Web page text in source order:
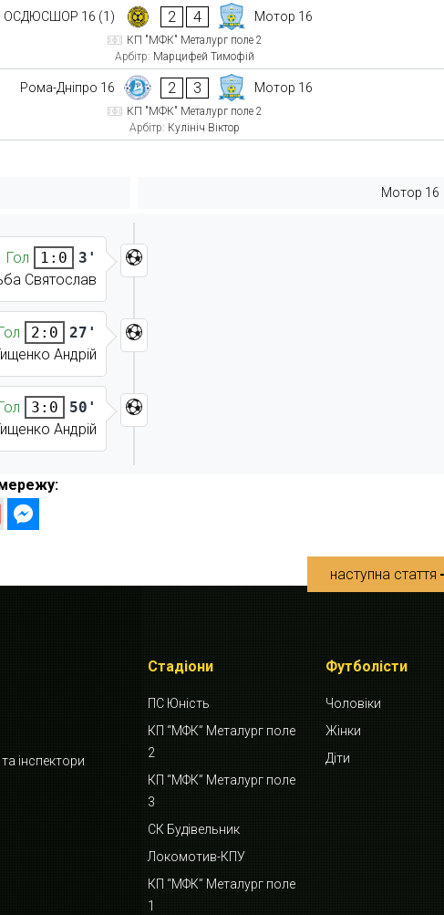
ОСДЮСШОР 16 (1) 2 4 Мотор 16
КП "МФК" Металург поле 2
Арбітр: Марцифей Тимофій
Рома-Дніпро 16 2 3 Мотор 16
КП "МФК" Металург поле 2
Арбітр: Кулініч Віктор
Мотор 16
Гол 1:0
3'
Святослав
2:0
27'
Андрій
3:0
50'
Андрій
мережу:
наступна стаття
інспектори
Стадіони
ПС Юність
КП “МФК” Металург поле
2
КП “МФК” Металург поле
3
СК Будівельник
Локомотив-КПУ
КП “МФК” Металург поле
1
Футболісти
Чоловіки
Жінки
Діти